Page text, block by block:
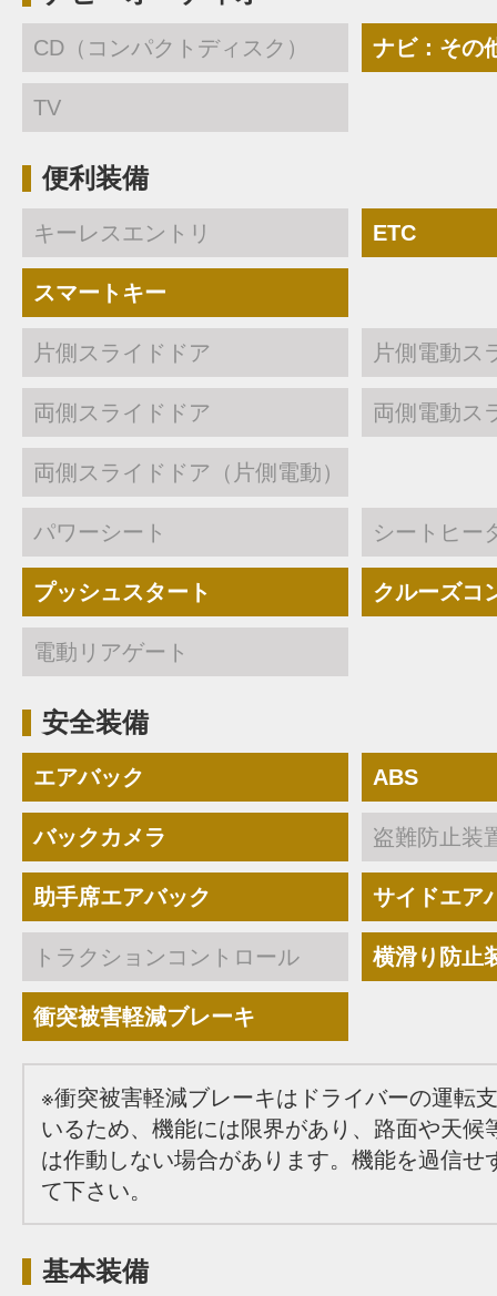
CD（コンパクトディスク） ナビ：その
TV
便利装備
キーレスエントリ ETC
スマートキー
片側スライドドア 片側電動ス
両側スライドドア 両側電動ス
両側スライドドア（片側電動）
パワーシート シートヒー
プッシュスタート クルーズコ
電動リアゲート
安全装備
エアバック ABS
バックカメラ 盗難防止装
助手席エアバック サイドエア
トラクションコントロール 横滑り防止
衝突被害軽減ブレーキ
※衝突被害軽減ブレーキはドライバーの運転
いるため、機能には限界があり、路面や天候
は作動しない場合があります。機能を過信せ
て下さい。
基本装備